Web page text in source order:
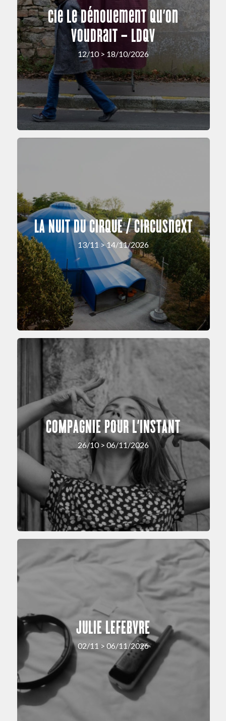
Cie Le Dénouement Qu’on
Voudrait – LDQV
12/10 > 18/10/2026
LA NUIT DU CIRQUE / circusnext
13/11 > 14/11/2026
COMPAGNIE POUR L’INSTANT
26/10 > 06/11/2026
JULIE LEFEBVRE
02/11 > 06/11/2026